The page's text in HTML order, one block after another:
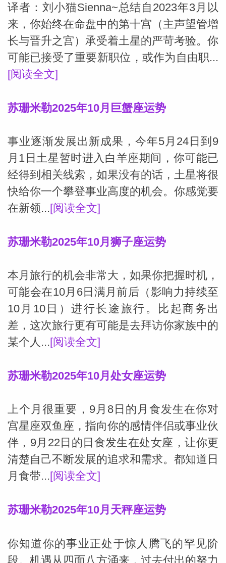
网
译者：刘小猫Sienna~总结自2023年3月以
来，你始终在命盘中的第十宫（主声望管增
长与晋升之宫）承受着土星的严苛考验。你
可能已接受了重要新职位，或作为自由职...
[阅读全文]
苏珊米勒2025年10月巨蟹座运势
事业逐渐发展出新成果，今年5月24日到9
月1日土星暂时进入白羊座期间，你可能已
经得到相关线索，如果没有的话，土星将很
快给你一个攀登事业高度的机会。你感觉要
在新领...[阅读全文]
苏珊米勒2025年10月狮子座运势
本月旅行的机会非常大，如果你把握时机，
可能会在10月6日满月前后（影响力持续至
10月10日）进行长途旅行。比起商务出
差，这次旅行更有可能是去拜访你家族中的
某个人... [阅读全文]
苏珊米勒2025年10月处女座运势
上个月很重要，9月8日的月食发生在你对
宫星座双鱼座，指向你的感情伴侣或事业伙
伴，9月22日的日食发生在处女座，让你更
清楚自己不断发展的追求和需求。都知道日
月食带... [阅读全文]
苏珊米勒2025年10月天秤座运势
你知道你的事业正处于惊人腾飞的罕见阶
段。机遇从四面八方涌来，过去付出的努力